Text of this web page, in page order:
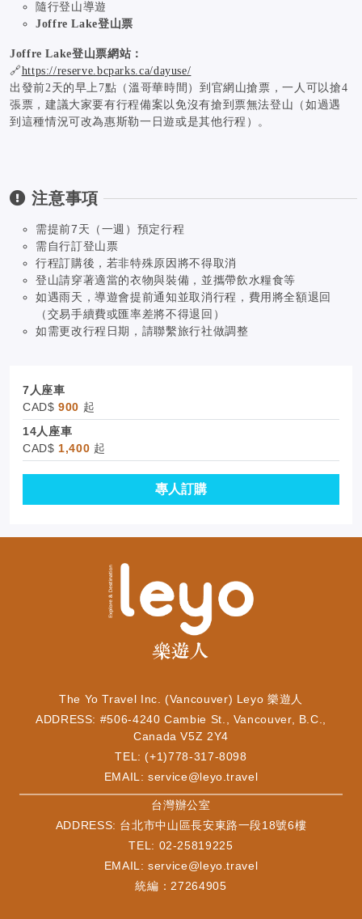
隨行登山導遊
Joffre Lake登山票
Joffre Lake登山票網站：
🔗https://reserve.bcparks.ca/dayuse/
出發前2天的早上7點（溫哥華時間）到官網山搶票，一人可以搶4
張票，建議大家要有行程備案以免沒有搶到票無法登山（如過遇
到這種情況可改為惠斯勒一日遊或是其他行程）。
注意事項
需提前7天（一週）預定行程
需自行訂登山票
行程訂購後，若非特殊原因將不得取消
登山請穿著適當的衣物與裝備，並攜帶飲水糧食等
如遇雨天，導遊會提前通知並取消行程，費用將全額退回
（交易手續費或匯率差將不得退回）
如需更改行程日期，請聯繫旅行社做調整
7人座車
CAD$ 900 起
14人座車
CAD$ 1,400 起
專人訂購
The Yo Travel Inc. (Vancouver) Leyo 樂遊人
ADDRESS: #506-4240 Cambie St., Vancouver, B.C.,
Canada V5Z 2Y4
TEL: (+1)778-317-8098
EMAIL:service@leyo.travel
​台灣辦公室
ADDRESS: 台北市中山區長安東路一段18號6樓
TEL: 02-25819225
EMAIL:service@leyo.travel
統編：27264905